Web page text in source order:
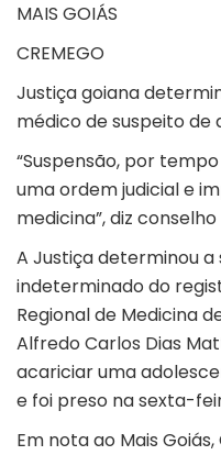
MAIS GOIÁS
CREMEGO
Justiça goiana
médico de suspeito
“Suspensão, por
uma ordem judicial e
medicina”, diz conselho
A Justiça determinou
indeterminado do
Regional de Medicina
Alfredo Carlos Dias
acariciar uma
e foi preso na sexta-
Em nota ao Mais